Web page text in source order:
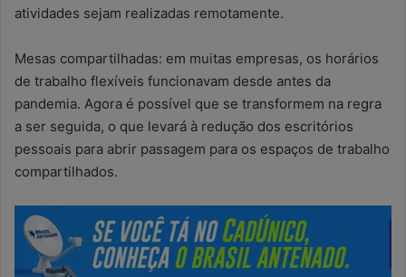
atividades sejam realizadas remotamente.
Mesas compartilhadas: em muitas empresas, os horários
de trabalho flexíveis funcionavam desde antes da
pandemia. Agora é possível que se transformem na regra
a ser seguida, o que levará à redução dos escritórios
pessoais para abrir passagem para os espaços de trabalho
compartilhados.